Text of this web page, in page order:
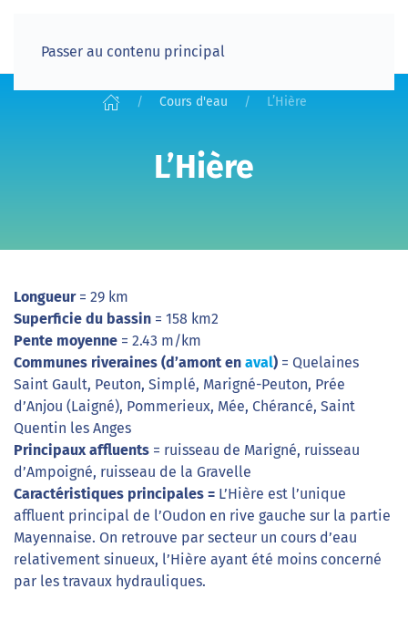
Passer au contenu principal
Cours d'eau L’Hière
L’Hière
Longueur = 29 km
Superficie du bassin = 158 km2
Pente moyenne = 2.43 m/km
Communes riveraines (d’amont en aval) = Quelaines
Saint Gault, Peuton, Simplé, Marigné-Peuton, Prée
d’Anjou (Laigné), Pommerieux, Mée, Chérancé, Saint
Quentin les Anges
Principaux affluents = ruisseau de Marigné, ruisseau
d’Ampoigné, ruisseau de la Gravelle
Caractéristiques principales = L’Hière est l’unique
affluent principal de l’Oudon en rive gauche sur la partie
Mayennaise. On retrouve par secteur un cours d’eau
relativement sinueux, l’Hière ayant été moins concerné
par les travaux hydrauliques.